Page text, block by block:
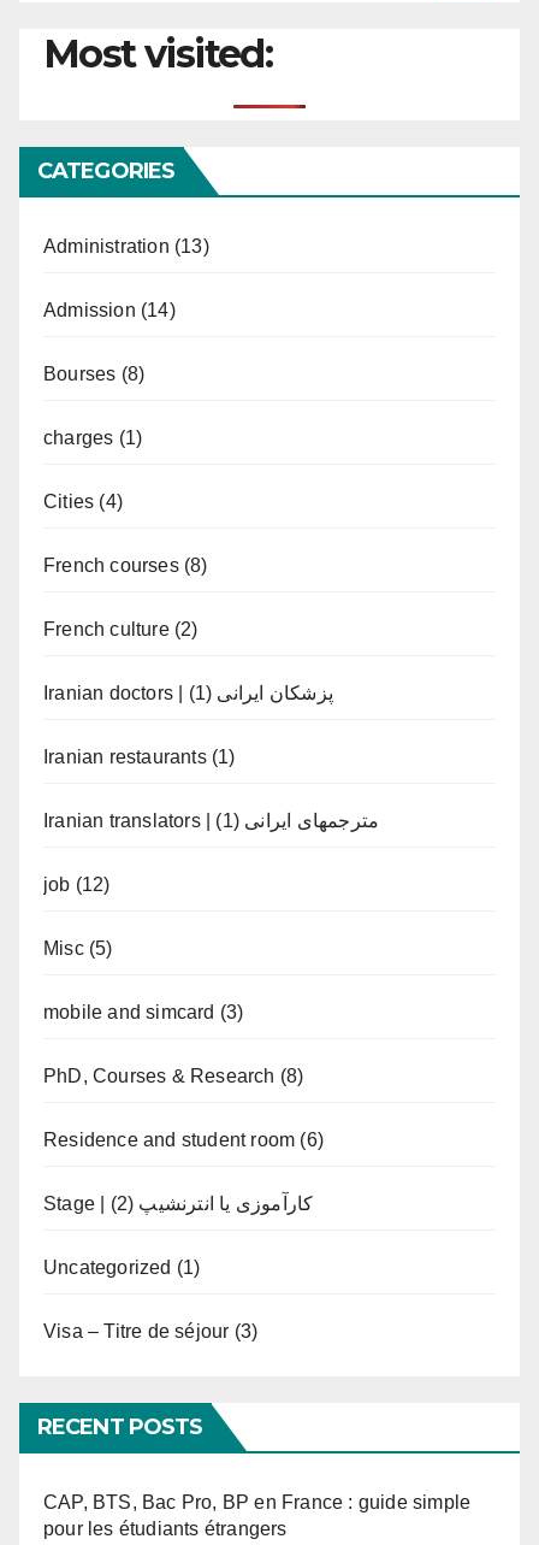
Most visited:
CATEGORIES
Administration (13)
Admission (14)
Bourses (8)
charges (1)
Cities (4)
French courses(8)
French culture(2)
Iranian doctors | پزشکان ایرانی (1)
Iranian restaurants(1)
Iranian translators | مترجمهای ایرانی (1)
job (12)
Misc(5)
mobile and simcard (3)
PhD, Courses & Research (8)
Residence and student room (6)
Stage | کارآموزی یا انترنشیپ (2)
Uncategorized (1)
Visa – Titre de séjour (3)
RECENT POSTS
CAP, BTS, Bac Pro, BP en France : guide simple
pour les étudiants étrangers